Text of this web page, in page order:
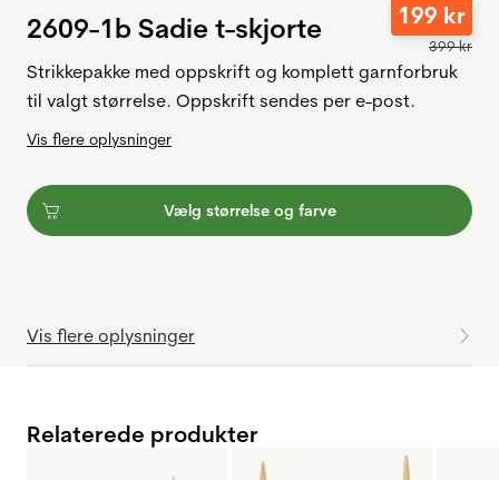
2609-1b Sadie t-skjorte 199 kr
399kr
Strikkepakke med oppskrift og komplett garnforbruk
til valgt størrelse. Oppskrift sendes per e-post.
Vis flere oplysninger
Vælg størrelse og farve
Vis flere oplysninger
Relaterede produkter